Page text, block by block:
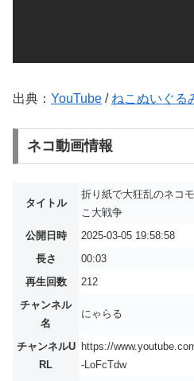
出典： YouTube / ねこぬいぐる
ネコ動画情報
タイトル
折り紙で大狂乱のネコ
こ大戦争
公開日時
2025-03-05 19:58:58
長さ
00:03
再生回数
212
チャンネル
名
にゃらる
チャンネルU
RL
https://
-LoFcTdw